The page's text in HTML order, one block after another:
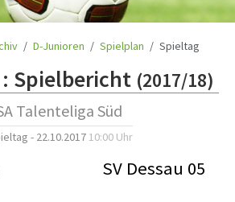
D-Junioren Spielplan Spieltag
Spielbericht (2017/18)
Talenteliga Süd
- 22.10.2017 10:00 Uhr
SV Dessau 05